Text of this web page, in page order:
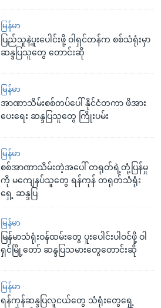
မြန်မာ
ပြည်သူနဲ့ပူးပေါင်းဖို့ ဝါရှင်တန်က စစ်သံရုံးမှာ
ဆန္ဒပြသူတွေ တောင်းဆို
မြန်မာ
အာဏာသိမ်းစစ်တပ်ပေါ် နိုင်ငံတကာ ဖိအား
ပေးရေး ဆန္ဒပြသူတွေ ကြိုးပမ်း
မြန်မာ
စစ်အာဏာသိမ်းတဲ့အပေါ် တရုတ်ရဲ့တုံ့ပြန်မှု
ကို မကျေနပ်သူတွေ ရန်ကုန် တရုတ်သံရုံး
ရှေ့ ဆန္ဒပြ
မြန်မာ
မြန်မာသံရုံးဝန်ထမ်းတွေ ပူးပေါင်းပါဝင်ဖို့ ဝါ
ရှင်မြို့တော် ဆန္ဒပြသမားတွေတောင်းဆို
မြန်မာ
ရန်ကုန်ဆန္ဒပြလူငယ်တွေ သံရုံးတွေရှေ့